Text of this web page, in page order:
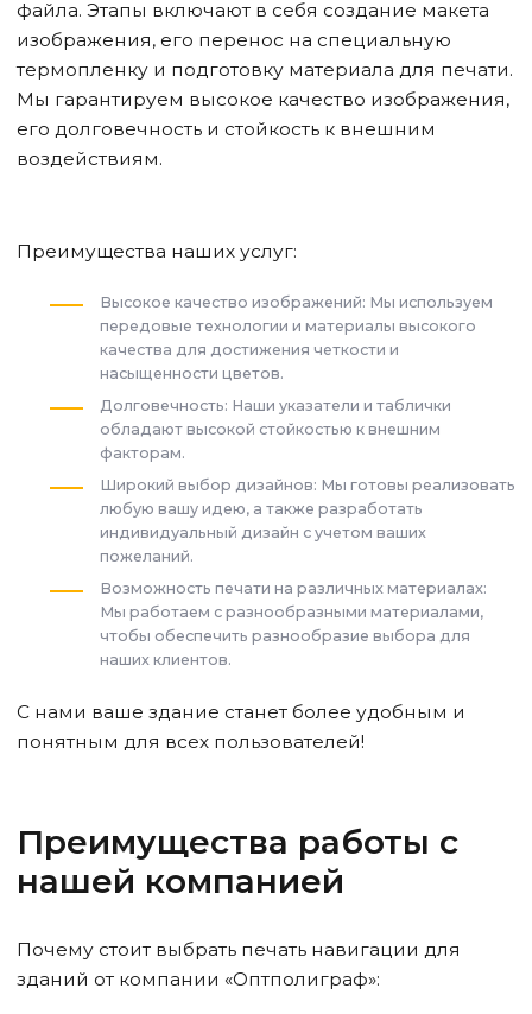
файла. Этапы включают в себя создание макета
изображения, его перенос на специальную
термопленку и подготовку материала для печати.
Мы гарантируем высокое качество изображения,
его долговечность и стойкость к внешним
воздействиям.
Преимущества наших услуг:
Высокое качество изображений: Мы используем
передовые технологии и материалы высокого
качества для достижения четкости и
насыщенности цветов.
Долговечность: Наши указатели и таблички
обладают высокой стойкостью к внешним
факторам.
Широкий выбор дизайнов: Мы готовы реализовать
любую вашу идею, а также разработать
индивидуальный дизайн с учетом ваших
пожеланий.
Возможность печати на различных материалах:
Мы работаем с разнообразными материалами,
чтобы обеспечить разнообразие выбора для
наших клиентов.
С нами ваше здание станет более удобным и
понятным для всех пользователей!
Преимущества работы с
нашей компанией
Почему стоит выбрать печать навигации для
зданий от компании «Оптполиграф»: